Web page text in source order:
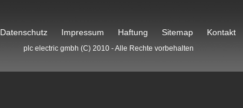
Datenschutz Impressum Haftung Sitemap Kontakt
plc electric gmbh (C) 2010 - Alle Rechte vorbehalten